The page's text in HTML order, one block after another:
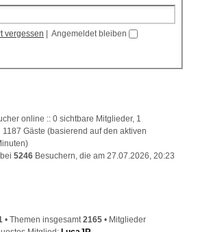
vergessen Angemeldet bleiben
online :: 0 sichtbare Mitglieder, 1
Gäste (basierend auf den aktiven
5246 Besuchern, die am 27.07.2026, 20:23
• Themen insgesamt 2165 • Mitglieder